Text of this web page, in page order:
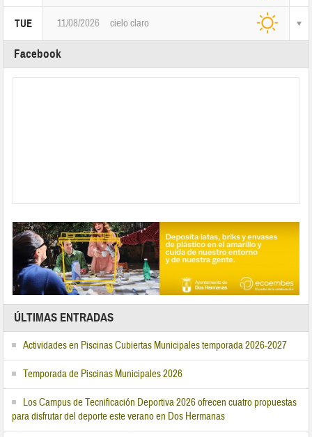
TUE 11/08/2026 cielo claro
Facebook
ÚLTIMAS ENTRADAS
Actividades en Piscinas Cubiertas Municipales temporada 2026-2027
Temporada de Piscinas Municipales 2026
Los Campus de Tecnificación Deportiva 2026 ofrecen cuatro propuestas
para disfrutar del deporte este verano en Dos Hermanas